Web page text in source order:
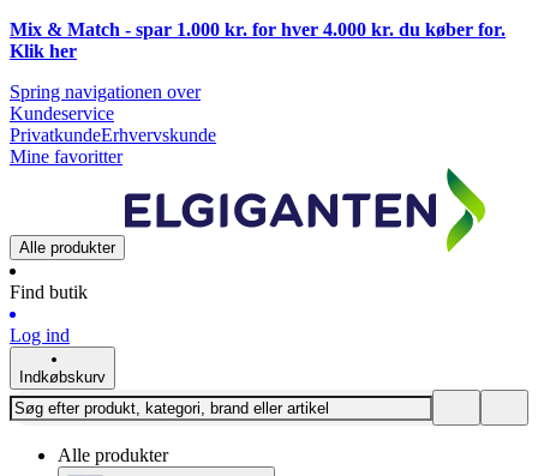
Mix & Match - spar 1.000 kr. for hver 4.000 kr. du køber for.
Klik her
Spring navigationen over
Kundeservice
PrivatkundeErhvervskunde
Mine favoritter
Alle produkter
Find butik
Log ind
Indkøbskurv
Alle produkter